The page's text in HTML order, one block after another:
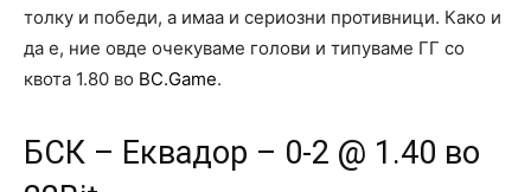
толку и победи, а имаа и сериозни противници. Како и
да е, ние овде очекуваме голови и типуваме ГГ со
квота 1.80 во BC.Game.
БСК – Еквадор – 0-2 @ 1.40 во